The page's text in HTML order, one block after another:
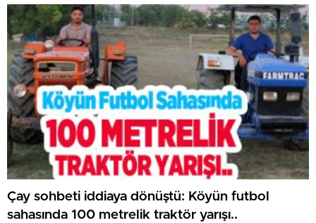
Çay sohbeti iddiaya dönüştü: Köyün futbol
sahasında 100 metrelik traktör yarışı..